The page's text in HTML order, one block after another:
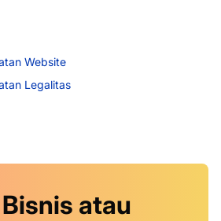
Website
Legalitas
atau